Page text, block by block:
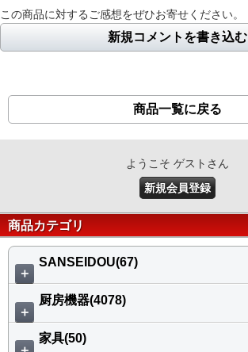
この商品に対するご感想をぜひお寄せください。
新規コメントを書き込む
商品一覧に戻る
ようこそ ゲストさん
新規会員登録
商品カテゴリ
＋
SANSEIDOU(67)
＋
厨房機器(4078)
家具(50)